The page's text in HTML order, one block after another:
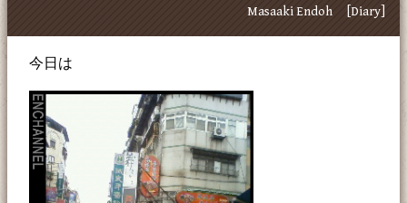
Masaaki Endoh [Diary]
今日は